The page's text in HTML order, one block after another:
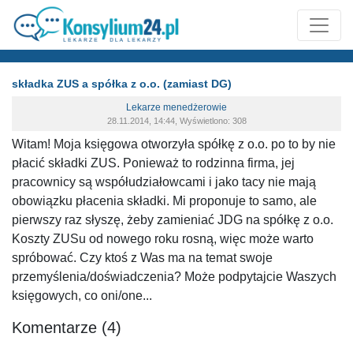
składka ZUS a spółka z o.o. (zamiast DG)
Lekarze menedżerowie
28.11.2014, 14:44, Wyświetlono: 308
Witam! Moja księgowa otworzyła spółkę z o.o. po to by nie
płacić składki ZUS. Ponieważ to rodzinna firma, jej
pracownicy są współudziałowcami i jako tacy nie mają
obowiązku płacenia składki. Mi proponuje to samo, ale
pierwszy raz słyszę, żeby zamieniać JDG na spółkę z o.o.
Koszty ZUSu od nowego roku rosną, więc może warto
spróbować. Czy ktoś z Was ma na temat swoje
przemyślenia/doświadczenia? Może podpytajcie Waszych
księgowych, co oni/one...
Komentarze (4)